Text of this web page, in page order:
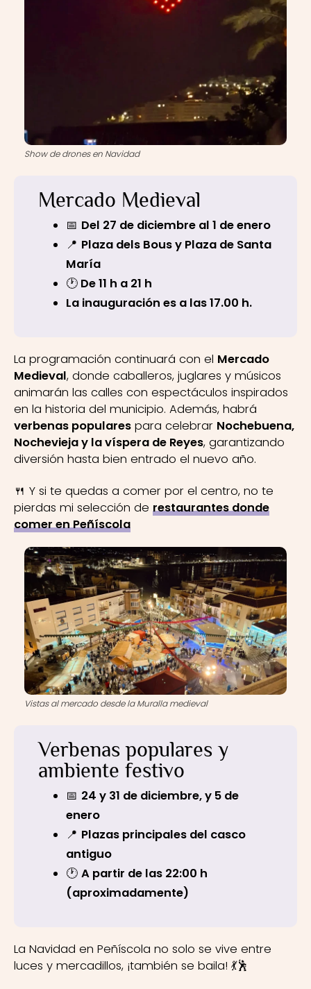
Show de drones en Navidad
Mercado Medieval
📅 Del 27 de diciembre al 1 de enero
📍 Plaza dels Bous y Plaza de Santa
María
🕐 De 11 h a 21 h
La inauguración es a las 17.00 h.
La programación continuará con el Mercado
Medieval, donde caballeros, juglares y músicos
animarán las calles con espectáculos inspirados
en la historia del municipio. Además, habrá
verbenas populares para celebrar Nochebuena,
Nochevieja y la víspera de Reyes, garantizando
diversión hasta bien entrado el nuevo año.
🍴 Y si te quedas a comer por el centro, no te
pierdas mi selección de restaurantes donde
comer en Peñíscola
Vistas al mercado desde la Muralla medieval
Verbenas populares y
ambiente festivo
📅 24 y 31 de diciembre, y 5 de
enero
📍 Plazas principales del casco
antiguo
🕐 A partir de las 22:00 h
(aproximadamente)
La Navidad en Peñíscola no solo se vive entre
luces y mercadillos, ¡también se baila! 💃🕺